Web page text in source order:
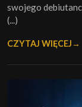
swojego
(...)
CZYTAJ WIĘCEJ